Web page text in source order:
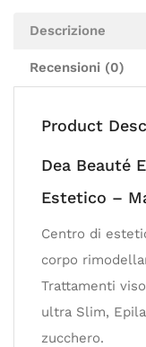
Descrizione
Recensioni (0)
Product
Dea Beauté
Estetico –
Centro di
corpo
Trattamenti
ultra Slim,
zucchero.